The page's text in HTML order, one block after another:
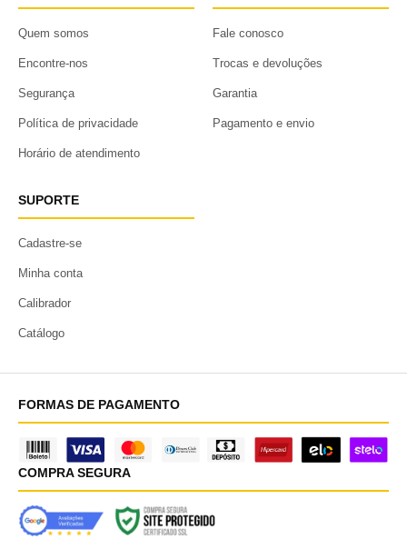
Quem somos
Encontre-nos
Segurança
Política de privacidade
Horário de atendimento
Fale conosco
Trocas e devoluções
Garantia
Pagamento e envio
SUPORTE
Cadastre-se
Minha conta
Calibrador
Catálogo
FORMAS DE PAGAMENTO
COMPRA SEGURA